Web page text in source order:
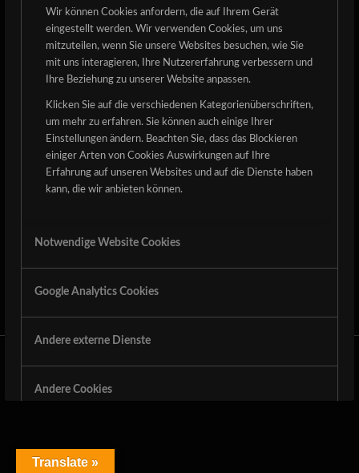
Wir können Cookies anfordern, die auf Ihrem Gerät
eingestellt werden. Wir verwenden Cookies, um uns
mitzuteilen, wenn Sie unsere Websites besuchen, wie Sie
mit uns interagieren, Ihre Nutzererfahrung verbessern und
Ihre Beziehung zu unserer Website anpassen.
Klicken Sie auf die verschiedenen Kategorienüberschriften,
um mehr zu erfahren. Sie können auch einige Ihrer
Einstellungen ändern. Beachten Sie, dass das Blockieren
einiger Arten von Cookies Auswirkungen auf Ihre
Erfahrung auf unseren Websites und auf die Dienste haben
kann, die wir anbieten können.
Notwendige Website Cookies
Google Analytics Cookies
Andere externe Dienste
Andere Cookies
A SMALL GALLERY
A NICE ENTRY
ENTRY WITHOUT PREVIEW IMAGE
ENTRY WITH POST FORMAT „VIDEO“
A NICE POST
Translate »